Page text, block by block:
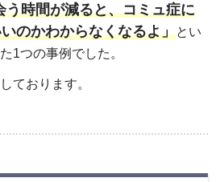
う時間が減ると、コミュ症に
のかわからなくなるよ」とい
1つの事例でした。
ております。